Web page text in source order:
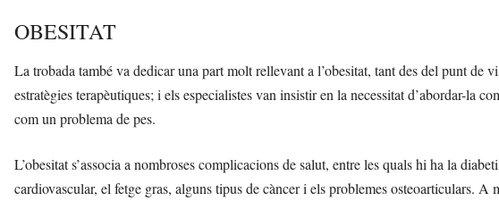
OBESITAT
La trobada també va dedicar una part molt rellevant a l’obesitat, tant des del punt de
estratègies terapèutiques; i els especialistes van insistir en la necessitat d’abordar-la
com un problema de pes.
L’obesitat s’associa a nombroses complicacions de salut, entre les quals hi ha la
cardiovascular, el fetge gras, alguns tipus de càncer i els problemes osteoarticulars. A